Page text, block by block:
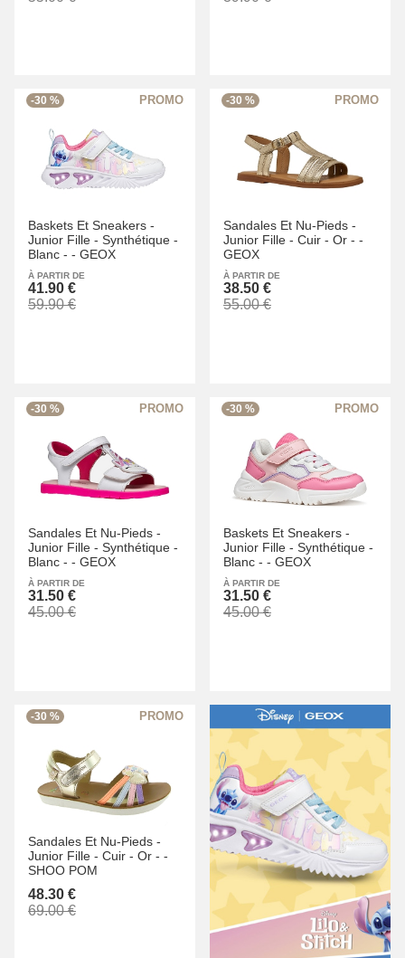
-30 %
Baskets Et Sneakers -
Junior Fille - Synthétique -
Blanc - - GEOX
À PARTIR DE
41.90 €
59.90 €
-30 %
Sandales Et Nu-Pieds -
Junior Fille - Cuir - Or - -
GEOX
À PARTIR DE
38.50 €
55.00 €
-30 %
Sandales Et Nu-Pieds -
Junior Fille - Synthétique -
Blanc - - GEOX
À PARTIR DE
31.50 €
45.00 €
-30 %
Baskets Et Sneakers -
Junior Fille - Synthétique -
Blanc - - GEOX
À PARTIR DE
31.50 €
45.00 €
-30 %
Sandales Et Nu-Pieds -
Junior Fille - Cuir - Or - -
SHOO POM
48.30 €
69.00 €